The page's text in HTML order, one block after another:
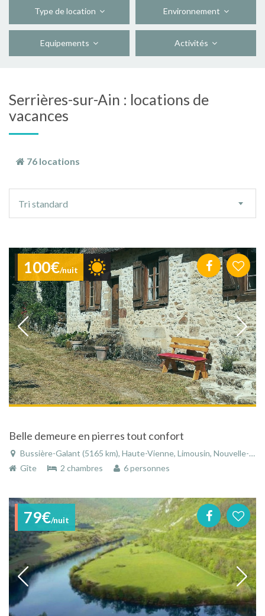
Type de location Environnement
Equipements Activités
Serrières-sur-Ain : locations de
vacances
76 locations
tri
Tri standard
100€/nuit
Belle demeure en pierres tout confort
Bussière-Galant (5165 km), Haute-Vienne, Limousin, Nouvelle-Aquitaine, France
Gîte
2 chambres 6 personnes
79€/nuit